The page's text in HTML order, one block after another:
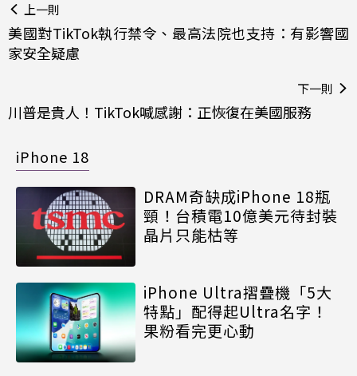
上一則
美國對TikTok執行禁令、最高法院也支持：有影響國
家安全疑慮
下一則
川普是貴人！TikTok喊感謝：正恢復在美國服務
iPhone 18
DRAM奇缺成iPhone 18瓶
頸！台積電10億美元待封裝
晶片只能枯等
iPhone Ultra摺疊機「5大
特點」配得起Ultra名字！
果粉看完更心動